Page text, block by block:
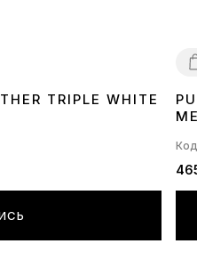
TRIPLE WHITE